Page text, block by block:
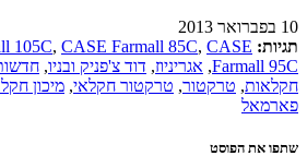
10 בפברואר 2013
תגיות:
105C, CASE Farmall 85C, CASE
Farmall 95C
, אגריניוז, דוד צ'פניק ובניו,
חקלאות, טרקטור, טרקטור חקלאי, מיכון
פארמאל
שתפו את הפוסט